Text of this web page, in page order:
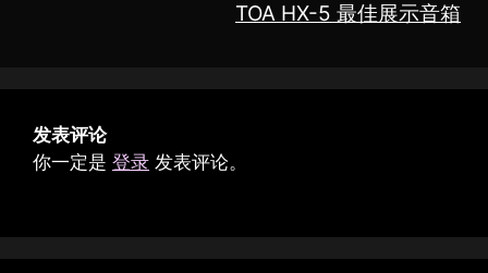
TOA HX-5 最佳展示音箱
发表评论
你一定是 登录 发表评论。